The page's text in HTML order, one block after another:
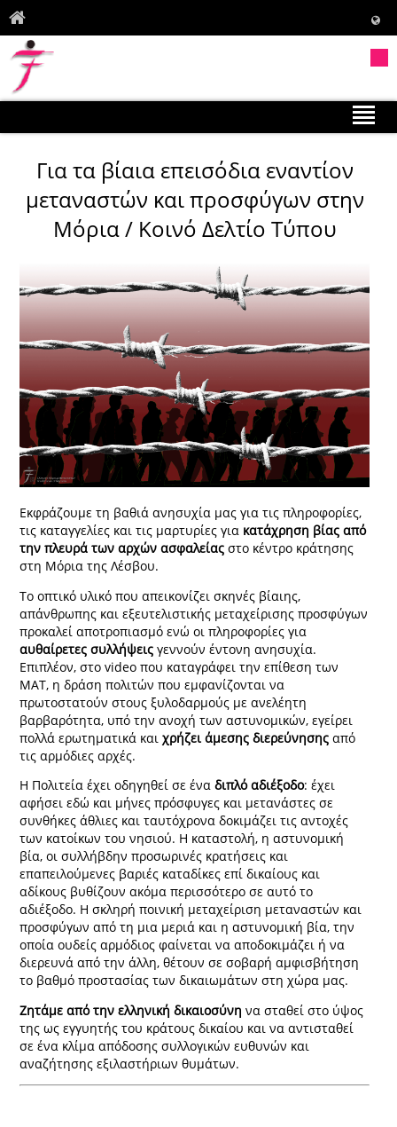
Για τα βίαια επεισόδια εναντίον
μεταναστών και προσφύγων στην
Μόρια / Κοινό Δελτίο Τύπου
Εκφράζουμε τη βαθιά ανησυχία μας για τις πληροφορίες,
τις καταγγελίες και τις μαρτυρίες για κατάχρηση βίας από
την πλευρά των αρχών ασφαλείαςστο κέντρο κράτησης
στη Μόρια της Λέσβου.
Το οπτικό υλικό που απεικονίζει σκηνές βίαιης,
απάνθρωπης και εξευτελιστικής μεταχείρισης προσφύγων
προκαλεί αποτροπιασμό ενώ οι πληροφορίες για
αυθαίρετες συλλήψειςγεννούν έντονη ανησυχία.
Επιπλέον, στο video που καταγράφει την επίθεση των
ΜΑΤ, η δράση πολιτών που εμφανίζονται να
πρωτοστατούν στους ξυλοδαρμούς με ανελέητη
βαρβαρότητα, υπό την ανοχή των αστυνομικών, εγείρει
πολλά ερωτηματικά και χρήζει άμεσης διερεύνησηςαπό
τις αρμόδιες αρχές.
Η Πολιτεία έχει οδηγηθεί σε έναδιπλό αδιέξοδο: έχει
αφήσει εδώ και μήνες πρόσφυγες και μετανάστες σε
συνθήκες άθλιες και ταυτόχρονα δοκιμάζει τις αντοχές
των κατοίκων του νησιού. Η καταστολή, η αστυνομική
βία, οι συλλήβδην προσωρινές κρατήσεις και
επαπειλούμενες βαριές καταδίκες επί δικαίους και
αδίκους βυθίζουν ακόμα περισσότερο σε αυτό το
αδιέξοδο. Η σκληρή ποινική μεταχείριση μεταναστών και
προσφύγων από τη μια μεριά και η αστυνομική βία, την
οποία ουδείς αρμόδιος φαίνεται να αποδοκιμάζει ή να
διερευνά από την άλλη, θέτουν σε σοβαρή αμφισβήτηση
το βαθμό προστασίας των δικαιωμάτων στη χώρα μας.
Ζητάμε από την ελληνική δικαιοσύνη να σταθεί στο ύψος
της ως εγγυητής του κράτους δικαίου και να αντισταθεί
σε ένα κλίμα απόδοσης συλλογικών ευθυνών και
αναζήτησης εξιλαστήριων θυμάτων.